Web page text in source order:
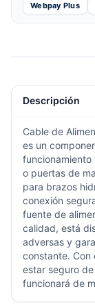
Webpay Plus
Descripción
Cable de
es un
o puertas de
para brazos
conexión
fuente de
calidad, está
adversas y
constante. Con
estar seguro
funcionará de